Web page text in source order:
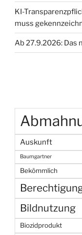
KI-
muss
Ab 27.9.2026: Das
Auskunft
Baumgartner
Bekömmlich
Bildnutzung
Biozidprodukt